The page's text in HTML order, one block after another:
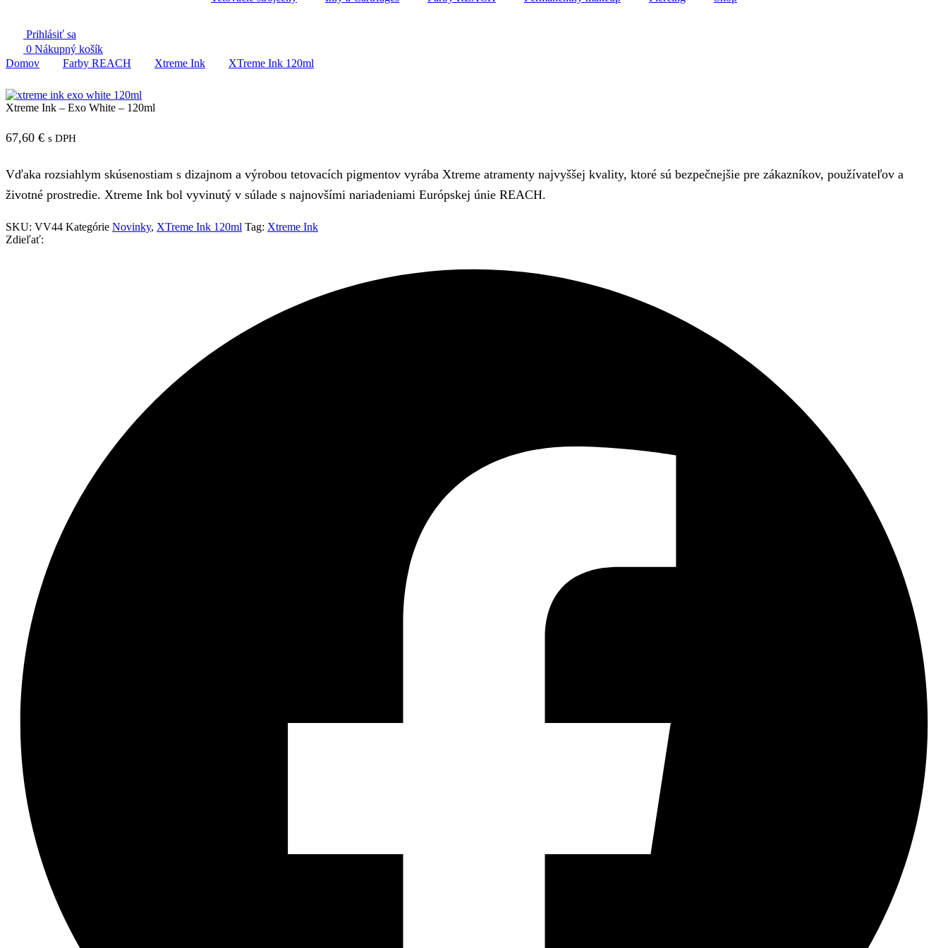
Prihlásiť sa
0 Nákupný košík
Domov
Farby REACH Xtreme Ink XTreme Ink 120ml
Xtreme Ink – Exo White – 120ml
67,60 € s DPH
Vďaka rozsiahlym skúsenostiam s dizajnom a výrobou tetovacích pigmentov vyrába Xtreme atramenty najvyššej kvality, ktoré sú bezpečnejšie pre zákazníkov, používateľov a
životné prostredie. Xtreme Ink bol vyvinutý v súlade s najnovšími nariadeniami Európskej únie REACH.
SKU: VV44 Kategórie Novinky, XTreme Ink 120ml Tag: Xtreme Ink
Zdieľať: